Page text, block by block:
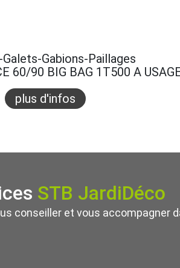
Galets-Gabions-Paillages
60/90 BIG BAG 1T500 A
plus d'infos
STB JardiDéco
conseiller et vous accompagner